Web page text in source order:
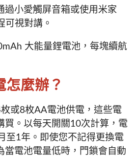
過小愛觸屏音箱或使用米家
可視對講。
大能量鋰電池，每塊續航
怎麼辦？
或8枚AA電池供電，這些電
買。以每天開關10次計算，電
至1年。即使您不記得更換電
當電池電量低時，門鎖會自動